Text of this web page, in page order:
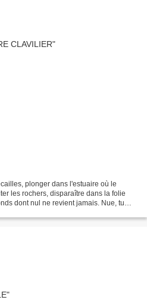
plonger dans l'estuaire où le
les rochers, disparaître dans la folie
dont nul ne revient jamais. Nue, tu